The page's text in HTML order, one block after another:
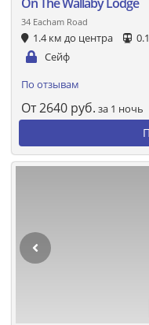
34 Eacham Road
1.4 км до центра
Сейф
По отзывам
От2640 руб. за 1 ночь